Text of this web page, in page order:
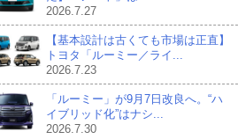
2026.7.27
【基本設計は古くても市場は正直】
トヨタ「ルーミー／ライ...
2026.7.23
「ルーミー」が9月7日改良へ。“ハ
イブリッド化”はナシ...
2026.7.30